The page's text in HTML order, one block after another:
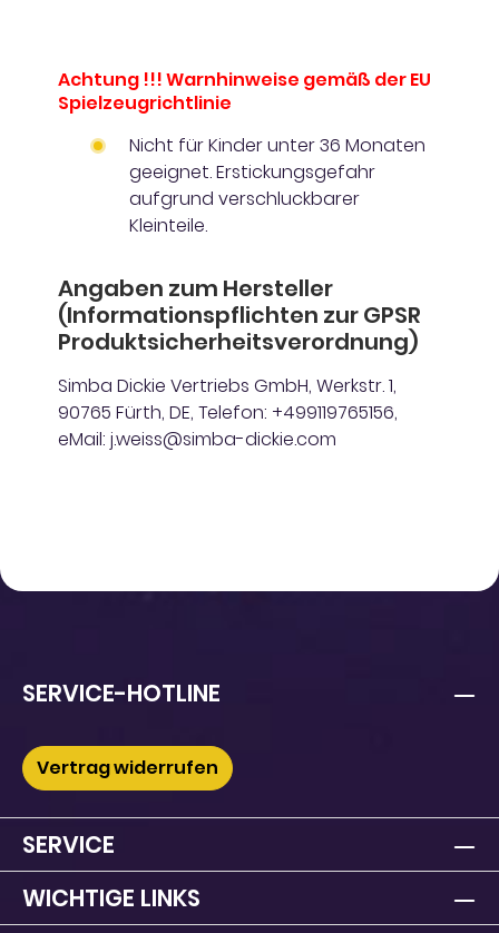
Achtung !!! Warnhinweise gemäß der EU
Spielzeugrichtlinie
Nicht für Kinder unter 36 Monaten
geeignet. Erstickungsgefahr
aufgrund verschluckbarer
Kleinteile.
Angaben zum Hersteller
(Informationspflichten zur GPSR
Produktsicherheitsverordnung)
Simba Dickie Vertriebs GmbH, Werkstr. 1,
90765 Fürth, DE, Telefon: +499119765156,
eMail: j.weiss@simba-dickie.com
SERVICE-HOTLINE
Vertrag widerrufen
SERVICE
WICHTIGE LINKS